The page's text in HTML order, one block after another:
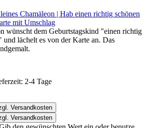
Chamäleon | Hab einen richtig schönen
mit Umschlag
wünscht dem Geburtstagskind "einen richtig
und lächelt es von der Karte an. Das
2-4 Tage
Versandkosten
Versandkosten